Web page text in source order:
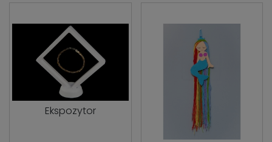
Ekspozytor